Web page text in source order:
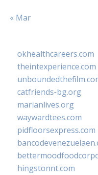
« Mar
okhealthcareers.com
theintexperience.com
catfriends-bg.org
marianlives.org
waywardtees.com
pidfloorsexpress.com
hingstonnt.com